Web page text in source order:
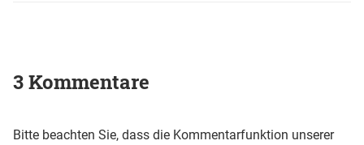
3 Kommentare
Bitte beachten Sie, dass die Kommentarfunktion unserer